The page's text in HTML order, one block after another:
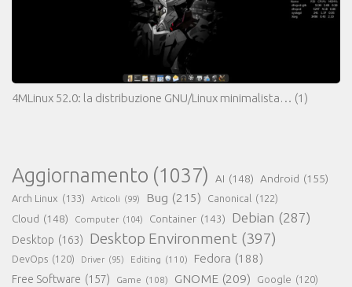
4MLinux 52.0: la distribuzione GNU/Linux minimalista… (1)
Aggiornamento (1037) AI (148) Android (155)
Arch Linux (133) Articoli (99) Bug (215) Canonical (122)
Cloud (148) Computer (104) Container (143) Debian (287)
Desktop (163) Desktop Environment (397)
DevOps (120) Driver (95) Editing (110) Fedora (188)
Free Software (157) Game (108) GNOME (209) Google (120)